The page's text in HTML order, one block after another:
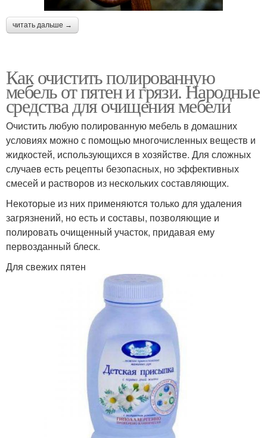
читать дальше →
Как очистить полированную
мебель от пятен и грязи. Народные
средства для очищения мебели
Очистить любую полированную мебель в домашних
условиях можно с помощью многочисленных веществ и
жидкостей, использующихся в хозяйстве. Для сложных
случаев есть рецепты безопасных, но эффективных
смесей и растворов из нескольких составляющих.
Некоторые из них применяются только для удаления
загрязнений, но есть и составы, позволяющие и
полировать очищенный участок, придавая ему
первозданный блеск.
Для свежих пятен